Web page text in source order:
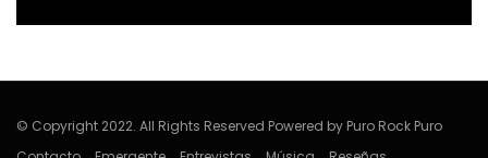
© Copyright 2022. All Rights Reserved Powered by Puro Rock Puro